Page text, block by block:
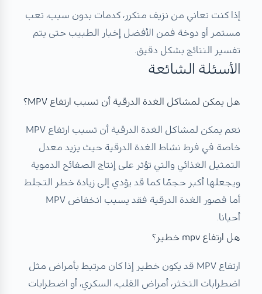
إذا كنت تعاني من نزيف متكرر، كدمات بدون سبب، تعب
مستمر أو دوخة فمن الأفضل إخبار الطبيب حتى يتم
تفسير النتائج بشكل دقيق.
الأسئلة الشائعة
هل يمكن لمشاكل الغدة الدرقية أن تسبب ارتفاع MPV؟
نعم يمكن لمشاكل الغدة الدرقية أن تسبب ارتفاع MPV
خاصة في فرط نشاط الغدة الدرقية حيث يزيد معدل
التمثيل الغذائي والتي تؤثر على إنتاج الصفائح الدموية
ويجعلها أكبر حجمًا كما قد يؤدي إلى زيادة خطر التجلط
أما قصور الغدة الدرقية فقد يسبب انخفاض MPV
أحيانا.
هل ارتفاع mpv خطير؟
ارتفاع MPV قد يكون خطير إذا كان مرتبط بأمراض مثل
اضطرابات التخثر، أمراض القلب، السكري، أو اضطرابات